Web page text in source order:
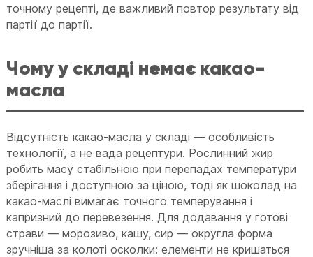
точному рецепті, де важливий повтор результату від
партії до партії.
Чому у складі немає какао-
масла
Відсутність какао-масла у складі — особливість
технології, а не вада рецептури. Рослинний жир
робить масу стабільною при перепадах температури
зберігання і доступною за ціною, тоді як шоколад на
какао-маслі вимагає точного темперування і
капризний до перевезення. Для додавання у готові
страви — морозиво, кашу, сир — округла форма
зручніша за колоті осколки: елементи не кришаться